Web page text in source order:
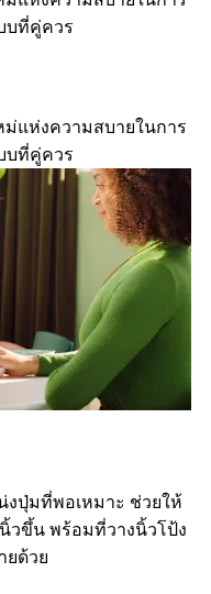
บที่คู่ควร
แห่งความสบายในการ
บที่คู่ควร
ปุ่มที่พอเหมาะ ช่วยให้
วขึ้น พร้อมที่วางนิ้วโป้ง
ยด้วย